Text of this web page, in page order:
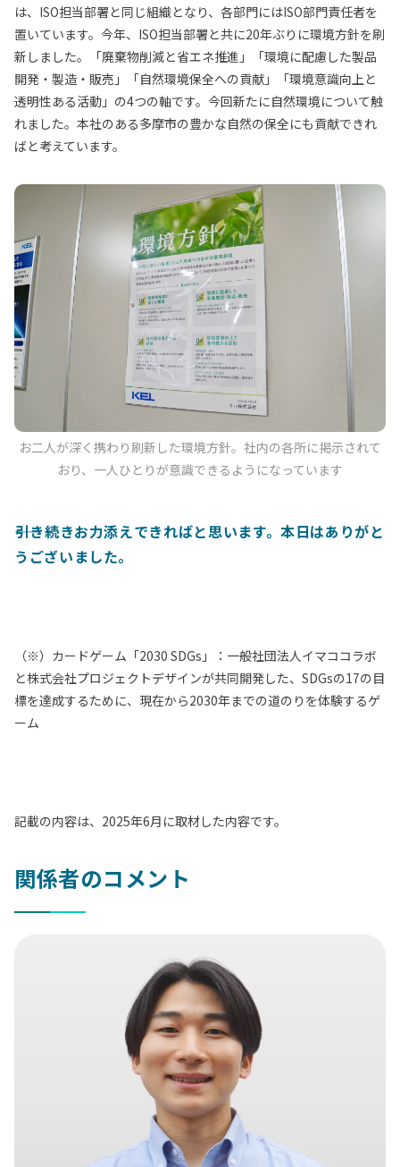
は、ISO担当部署と同じ組織となり、各部門にはISO部門責任者を
置いています。今年、ISO担当部署と共に20年ぶりに環境方針を刷
新しました。「廃棄物削減と省エネ推進」「環境に配慮した製品
開発・製造・販売」「自然環境保全への貢献」「環境意識向上と
透明性ある活動」の4つの軸です。今回新たに自然環境について触
れました。本社のある多摩市の豊かな自然の保全にも貢献できれ
ばと考えています。
お二人が深く携わり刷新した環境方針。社内の各所に掲示されて
おり、一人ひとりが意識できるようになっています
引き続きお力添えできればと思います。本日はありがと
うございました。
（※）カードゲーム「2030 SDGs」：一般社団法人イマココラボ
と株式会社プロジェクトデザインが共同開発した、SDGsの17の目
標を達成するために、現在から2030年までの道のりを体験するゲ
ーム
記載の内容は、2025年6月に取材した内容です。
関係者のコメント